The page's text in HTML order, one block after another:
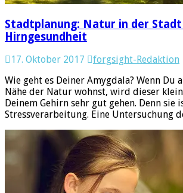
Stadtplanung: Natur in der
Hirngesundheit
17. Oktober 2017
forgsight-Redaktion
Wie geht es Deiner Amygdala? Wenn Du
Nähe der Natur wohnst, wird dieser
Deinem Gehirn sehr gut gehen. Denn
Stressverarbeitung. Eine Untersuchung